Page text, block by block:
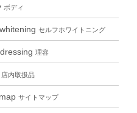
ボディ
セルフホワイトニング
理容
店内取扱品
サイトマップ